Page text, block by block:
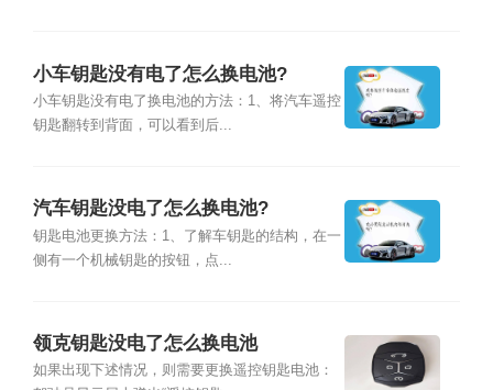
小车钥匙没有电了怎么换电池?
小车钥匙没有电了换电池的方法：1、将汽车遥控
钥匙翻转到背面，可以看到后...
汽车钥匙没电了怎么换电池?
钥匙电池更换方法：1、了解车钥匙的结构，在一
侧有一个机械钥匙的按钮，点...
领克钥匙没电了怎么换电池
如果出现下述情况，则需要更换遥控钥匙电池：